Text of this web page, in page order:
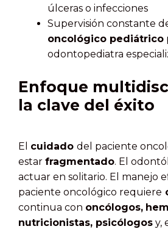
úlceras o infecciones
Supervisión constante
oncológico pediátrico
odontopediatra
Enfoque
la clave del éxito
El cuidado del paciente
estar fragmentado. El
actuar en solitario. El manejo
paciente oncológico requiere
continua con oncólogos,
nutricionistas, psicólogos y,